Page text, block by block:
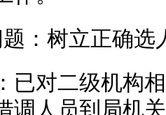
树立正确选
对二级机构相
调人员到局机